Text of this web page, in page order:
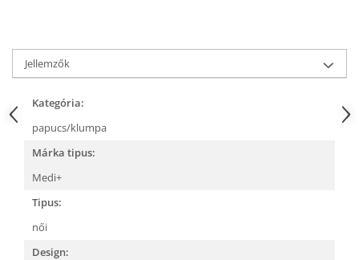
Jellemzők
Kategória:
papucs/klumpa
Márka tipus:
Medi+
Tipus:
női
Design: